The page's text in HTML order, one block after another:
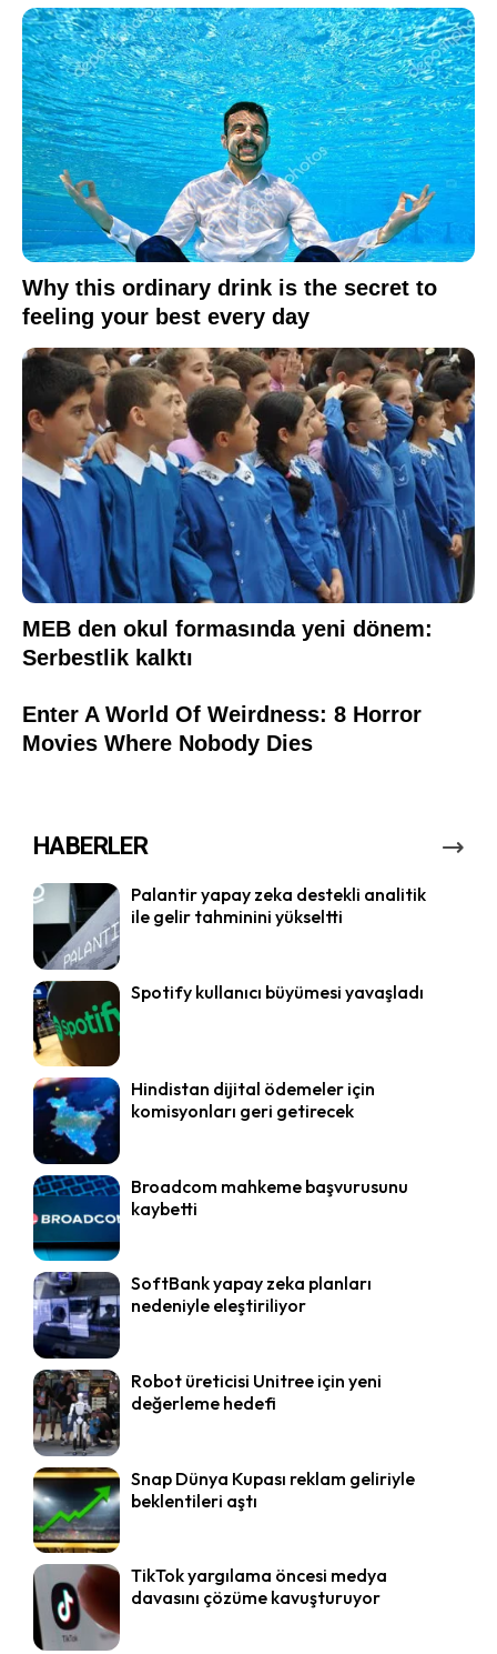
HABERLER
Palantir yapay zeka destekli analitik
ile gelir tahminini yükseltti
Spotify kullanıcı büyümesi yavaşladı
Hindistan dijital ödemeler için
komisyonları geri getirecek
Broadcom mahkeme başvurusunu
kaybetti
SoftBank yapay zeka planları
nedeniyle eleştiriliyor
Robot üreticisi Unitree için yeni
değerleme hedefi
Snap Dünya Kupası reklam geliriyle
beklentileri aştı
TikTok yargılama öncesi medya
davasını çözüme kavuşturuyor